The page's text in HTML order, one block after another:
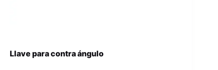
Llave para contra ángulo